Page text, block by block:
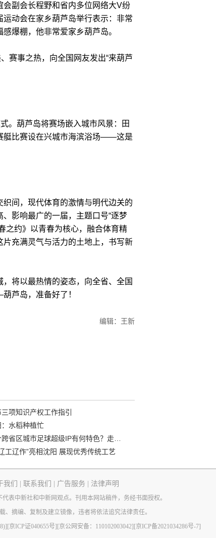
副会长程野和省内多位网络大V纷
动会在家乡葫芦岛举行表示：非常
爆棚，他非常爱家乡葫芦岛。
事之热，向全国网友发出“来葫芦
。葫芦岛将赛场嵌入城市风景：田
艇比赛设在兴城市海滨浴场——这是
间，现代体育的激情与明代边关的
影响最广的一届，主题口号“逐梦
之约》以青春为核心，融合体育精
充满灵气与活力的土地上，书写新
将以最热情的姿态，向全省、全国
芦岛，准备好了！
编辑：王新
项知识产权工作指引
水稻种植忙
工辽作”亮相沈阳 展现优秀传统工艺
我们 联系我们 广告服务 法律声明
表中新社和中新网观点。刊用本网站稿件，务经书面授权。
、摘编、复制及建立镜像，违者将依法追究法律责任。
[京ICP证040655号][京公网安备：110102003042][京ICP备2021034286号-7]